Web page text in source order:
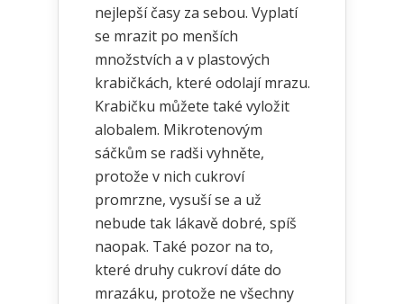
nejlepší časy za sebou. Vyplatí
se mrazit po menších
množstvích a v plastových
krabičkách, které odolají mrazu.
Krabičku můžete také vyložit
alobalem. Mikrotenovým
sáčkům se radši vyhněte,
protože v nich cukroví
promrzne, vysuší se a už
nebude tak lákavě dobré, spíš
naopak. Také pozor na to,
které druhy cukroví dáte do
mrazáku, protože ne všechny